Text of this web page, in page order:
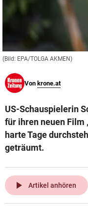
(Bild: EPA/TOLGA AKMEN)
Von krone.at
US-Schauspielerin
für ihren neuen Film
harte Tage
geträumt.
play_arrow Artikel anhören